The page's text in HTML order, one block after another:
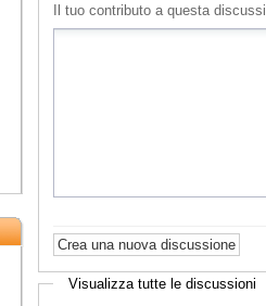
Il tuo contributo a questa
Visualizza tutte le discussioni